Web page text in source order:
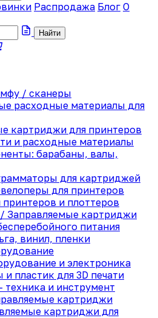
Распродажа Блог О
Найти
/ сканеры
расходные материалы для
картриджи для принтеров
и расходные материалы
барабаны, валы,
для картриджей
для принтеров
принтеров и плоттеров
картриджи
питания
винил, пленки
и электроника
и пластик для 3D печати
техника и инструмент
картриджи
картриджи для